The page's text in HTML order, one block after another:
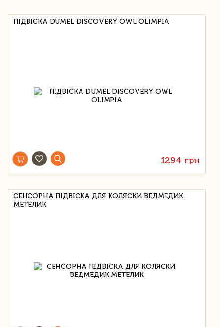
ПІДВІСКА DUMEL DISCOVERY OWL OLIMPIA
1294 грн
СЕНСОРНА ПІДВІСКА ДЛЯ КОЛЯСКИ ВЕДМЕДИК
МЕТЕЛИК